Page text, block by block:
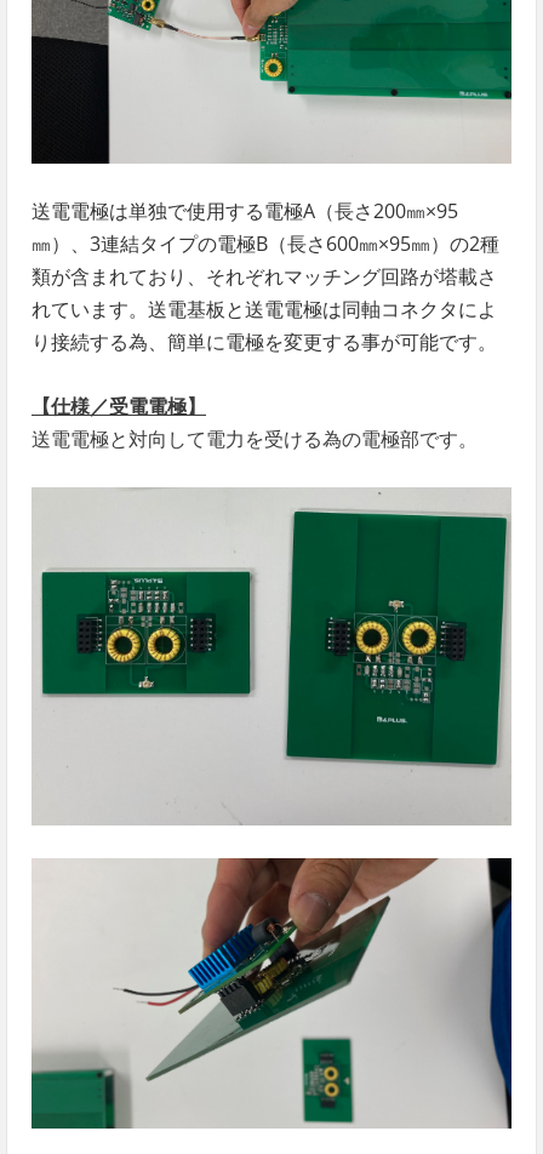
送電電極は単独で使用する電極A（長さ200㎜×95
㎜）、3連結タイプの電極B（長さ600㎜×95㎜）の2種
類が含まれており、それぞれマッチング回路が塔載さ
れています。送電基板と送電電極は同軸コネクタによ
り接続する為、簡単に電極を変更する事が可能です。
【仕様／受電電極】
送電電極と対向して電力を受ける為の電極部です。